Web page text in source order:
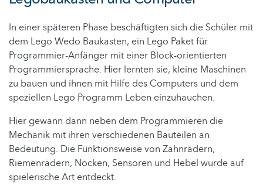
In einer späteren Phase beschäftigten sich die Schüler mit
dem Lego Wedo Baukasten, ein Lego Paket für
Programmier-Anfänger mit einer Block-orientierten
Programmiersprache. Hier lernten sie, kleine Maschinen
zu bauen und ihnen mit Hilfe des Computers und dem
speziellen Lego Programm Leben einzuhauchen.
Hier gewann dann neben dem Programmieren die
Mechanik mit ihren verschiedenen Bauteilen an
Bedeutung. Die Funktionsweise von Zahnrädern,
Riemenrädern, Nocken, Sensoren und Hebel wurde auf
spielerische Art entdeckt.